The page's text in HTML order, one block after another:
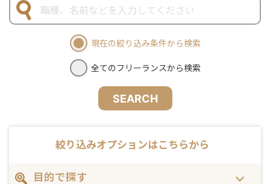
現在の絞り込み条件から検索
全てのフリーランスから検索
SEARCH
絞り込みオプションはこちらから
目的で探す